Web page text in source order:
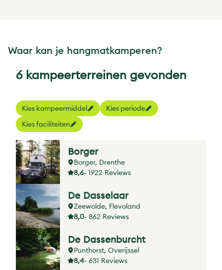
Waar kan je hangmatkamperen?
6 kampeerterreinen gevonden
Kies kampeermiddel
Kies periode
Kies faciliteiten
Borger
Borger, Drenthe
8,6- 1922 Reviews
De Dasselaar
Zeewolde, Flevoland
8,0- 862 Reviews
De Dassenburcht
Punthorst, Overijssel
8,4- 631 Reviews